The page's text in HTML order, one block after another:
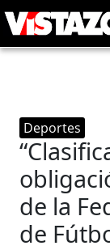
Deportes
de la
de